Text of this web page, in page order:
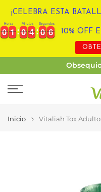
Ir
al
contenido
¡CELEBRA ESTA
0
0
0
0 1
1
1
1
Horas
0
0
0
0 4
4
4
4
Minutos
0
0
0
0 6
6
7
Segundos
10% OFF
Obtén
Inicio Vitaliah Tox